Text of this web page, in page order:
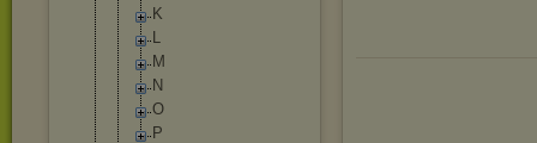
K
L
M
N
O
P